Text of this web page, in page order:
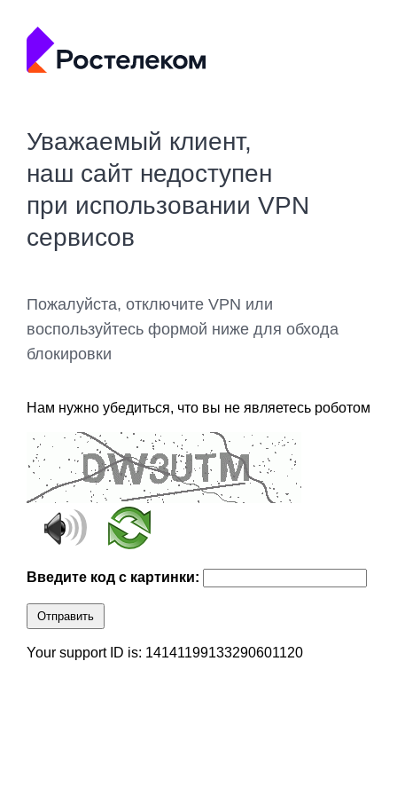
Уважаемый клиент,
наш сайт недоступен
при использовании VPN
сервисов
Пожалуйста, отключите VPN или
воспользуйтесь формой ниже для обхода
блокировки
Нам нужно убедиться, что вы не являетесь роботом
Введите код с картинки:
Отправить
Your support ID is: 14141199133290601120